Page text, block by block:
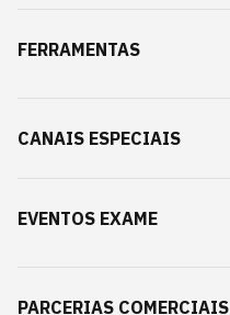
FERRAMENTAS
CANAIS ESPECIAIS
EVENTOS EXAME
PARCERIAS COMERCIAIS